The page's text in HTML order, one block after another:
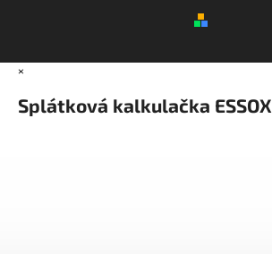
×
Splátková kalkulačka ESSOX